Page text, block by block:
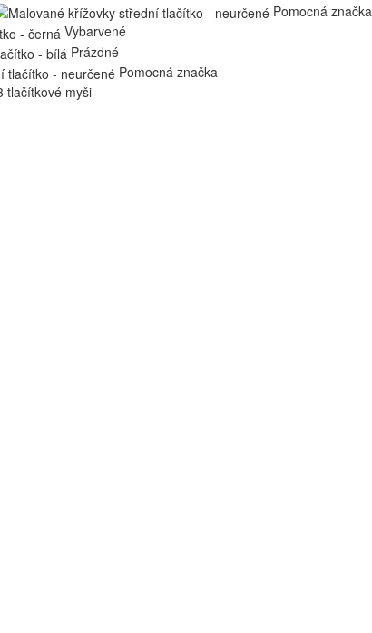
Pomocná značka
Vybarvené
Prázdné
Pomocná značka
tlačítkové myši